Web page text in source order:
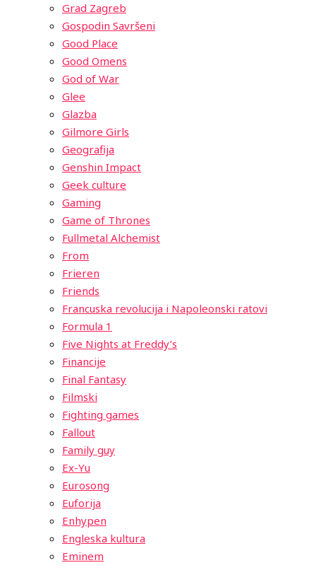
Grad Zagreb
Gospodin Savršeni
Good Place
Good Omens
God of War
Glee
Glazba
Gilmore Girls
Geografija
Genshin Impact
Geek culture
Gaming
Game of Thrones
Fullmetal Alchemist
From
Frieren
Friends
Francuska revolucija i Napoleonski ratovi
Formula 1
Five Nights at Freddy’s
Financije
Final Fantasy
Filmski
Fighting games
Fallout
Family guy
Ex-Yu
Eurosong
Euforija
Enhypen
Engleska kultura
Eminem